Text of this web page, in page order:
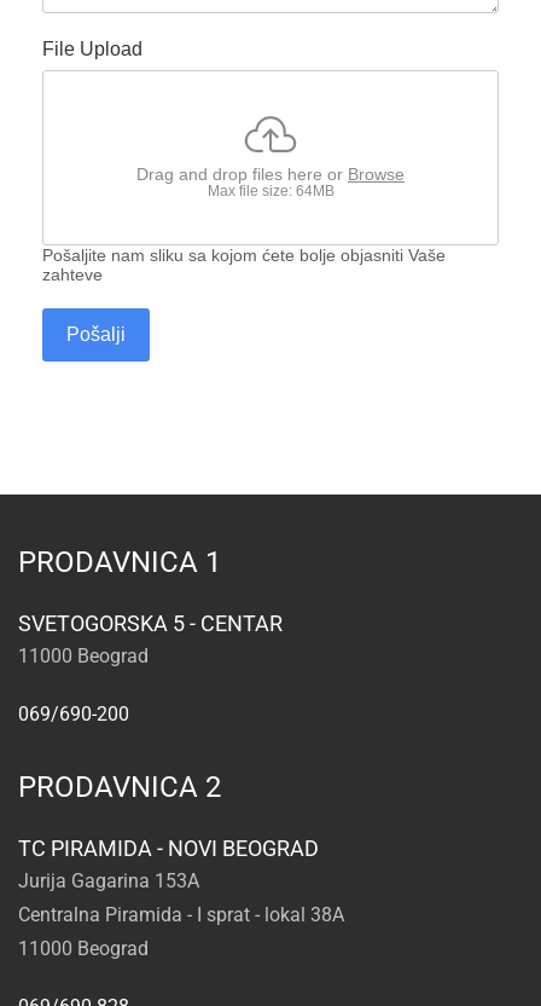
File Upload
Drag and drop files here or Browse
Max file size: 64MB
Pošaljite nam sliku sa kojom ćete bolje objasniti Vaše
zahteve
Pošalji
PRODAVNICA 1
SVETOGORSKA 5 - CENTAR
11000 Beograd
069/690-200
PRODAVNICA 2
TC PIRAMIDA - NOVI BEOGRAD
Jurija Gagarina 153A
Centralna Piramida - I sprat - lokal 38A
11000 Beograd